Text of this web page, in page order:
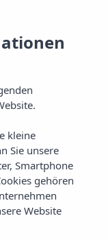
kleine
Sie unsere
Smartphone
gehören
Website